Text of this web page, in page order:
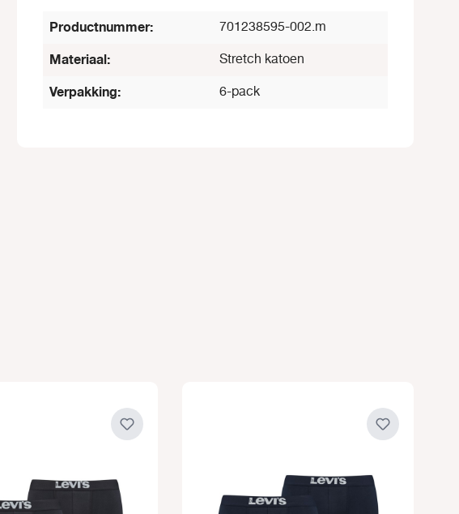
Productnummer: 701238595-002.m
Materiaal: Stretch katoen
Verpakking: 6-pack